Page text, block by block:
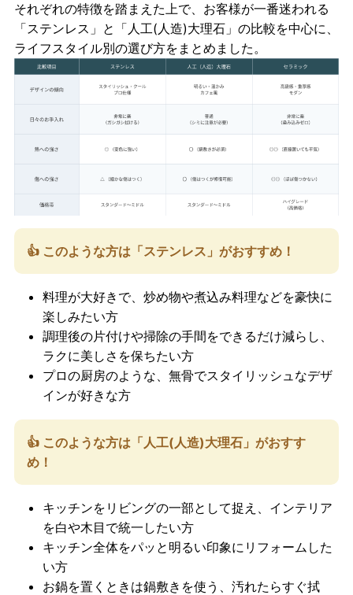
それぞれの特徴を踏まえた上で、お客様が一番迷われる
「ステンレス」と「人工(人造)大理石」の比較を中心に、
ライフスタイル別の選び方をまとめました。
👍 このような方は「ステンレス」がおすすめ！
料理が大好きで、炒め物や煮込み料理などを豪快に
楽しみたい方
調理後の片付けや掃除の手間をできるだけ減らし、
ラクに美しさを保ちたい方
プロの厨房のような、無骨でスタイリッシュなデザ
インが好きな方
👍 このような方は「人工(人造)大理石」がおすす
め！
キッチンをリビングの一部として捉え、インテリア
を白や木目で統一したい方
キッチン全体をパッと明るい印象にリフォームした
い方
お鍋を置くときは鍋敷きを使う、汚れたらすぐ拭